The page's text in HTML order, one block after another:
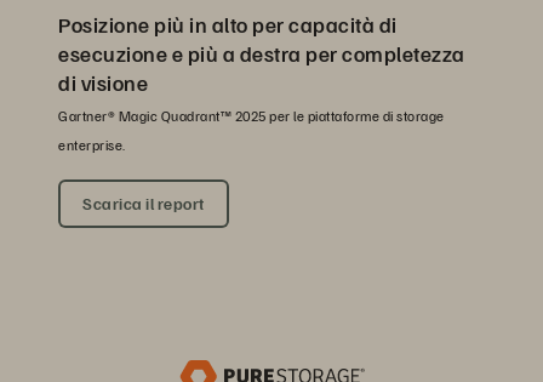
Posizione più in alto per capacità di
esecuzione e più a destra per completezza
di visione
Gartner® Magic Quadrant™ 2025 per le piattaforme di storage
enterprise.
Scarica il report